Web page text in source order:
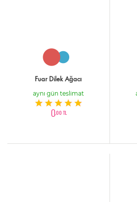
Fuar Dilek Ağacı
aynı gün teslimat
0,00 TL